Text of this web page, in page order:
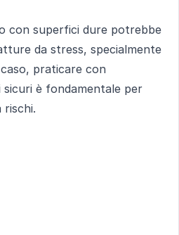
con superfici dure potrebbe
da stress, specialmente
praticare con
è fondamentale per
rischi.